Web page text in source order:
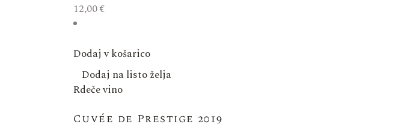
12,00€
Dodaj v košarico
Dodaj na listo želja
Rdeče vino
Cuvée de Prestige 2019